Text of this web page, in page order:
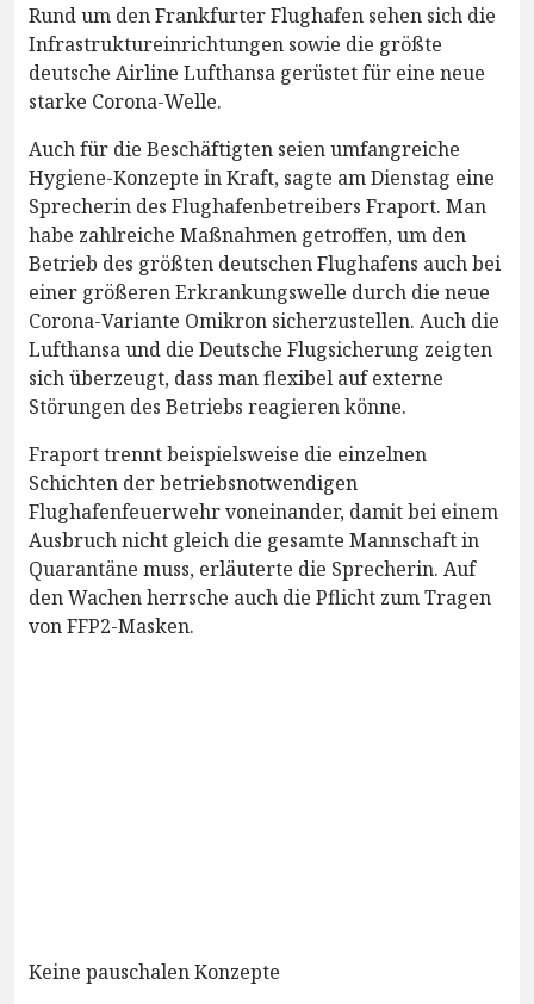
Rund um den Frankfurter Flughafen sehen sich die
Infrastruktureinrichtungen sowie die größte
deutsche Airline Lufthansa gerüstet für eine neue
starke Corona-Welle.
Auch für die Beschäftigten seien umfangreiche
Hygiene-Konzepte in Kraft, sagte am Dienstag eine
Sprecherin des Flughafenbetreibers Fraport. Man
habe zahlreiche Maßnahmen getroffen, um den
Betrieb des größten deutschen Flughafens auch bei
einer größeren Erkrankungswelle durch die neue
Corona-Variante Omikron sicherzustellen. Auch die
Lufthansa und die Deutsche Flugsicherung zeigten
sich überzeugt, dass man flexibel auf externe
Störungen des Betriebs reagieren könne.
Fraport trennt beispielsweise die einzelnen
Schichten der betriebsnotwendigen
Flughafenfeuerwehr voneinander, damit bei einem
Ausbruch nicht gleich die gesamte Mannschaft in
Quarantäne muss, erläuterte die Sprecherin. Auf
den Wachen herrsche auch die Pflicht zum Tragen
von FFP2-Masken.
Keine pauschalen Konzepte